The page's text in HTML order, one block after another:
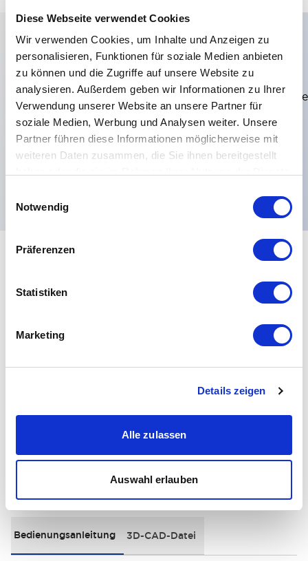
Diese Webseite verwendet Cookies
Wir verwenden Cookies, um Inhalte und Anzeigen zu
personalisieren, Funktionen für soziale Medien anbieten
zu können und die Zugriffe auf unsere Website zu
analysieren. Außerdem geben wir Informationen zu Ihrer
Verwendung unserer Website an unsere Partner für
soziale Medien, Werbung und Analysen weiter. Unsere
Partner führen diese Informationen möglicherweise mit
weiteren Daten zusammen, die Sie ihnen bereitgestellt
Notwendig
Präferenzen
Statistiken
Marketing
Details zeigen
Alle zulassen
Auswahl erlauben
Hauptmerkmale
4 Seiten,Verdrahtung:Standard, um unabhängige
LED zu haben.,Seite-A-LEDs:matt weiß,Seite B-
LEDs:matt weiß,Elektrische Funktionen:ON OFF
MOM,
Alle erweitern+
Electrical Specifications
Environmental Specifications
General Specifications
Dokumente und Dateien
Bedienungsanleitung 3D-CAD-Datei